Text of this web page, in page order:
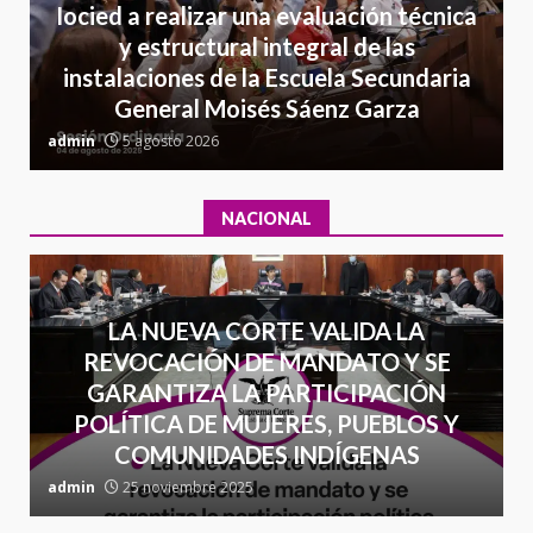
presuntos delitos de
delincuencia organizada y
contrabando
16 julio 2026
Iocied a realizar una evaluación técnica
y estructural integral de las
instalaciones de la Escuela Secundaria
General Moisés Sáenz Garza
admin 5 agosto 2026
NACIONAL
LA NUEVA CORTE VALIDA LA
REVOCACIÓN DE MANDATO Y SE
GARANTIZA LA PARTICIPACIÓN
POLÍTICA DE MUJERES, PUEBLOS Y
COMUNIDADES INDÍGENAS
admin 25 noviembre 2025